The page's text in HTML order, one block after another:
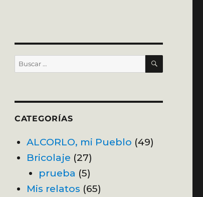
Buscar
por:
BUSCAR
CATEGORÍAS
ALCORLO, mi Pueblo (49)
Bricolaje (27)
prueba (5)
Mis relatos (65)